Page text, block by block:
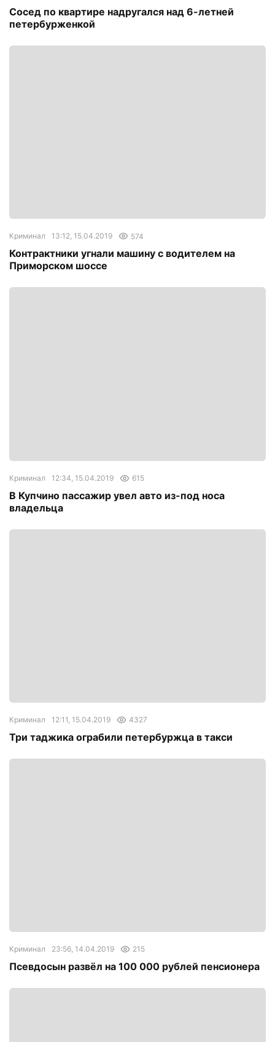
Сосед по квартире надругался над 6-летней
петербурженкой
Криминал 13:12, 15.04.2019 574
Контрактники угнали машину с водителем на
Приморском шоссе
Криминал 12:34, 15.04.2019 615
В Купчино пассажир увел авто из-под носа
владельца
Криминал 12:11, 15.04.2019 4327
Три таджика ограбили петербуржца в такси
Криминал 23:56, 14.04.2019 215
Псевдосын развёл на 100 000 рублей пенсионера